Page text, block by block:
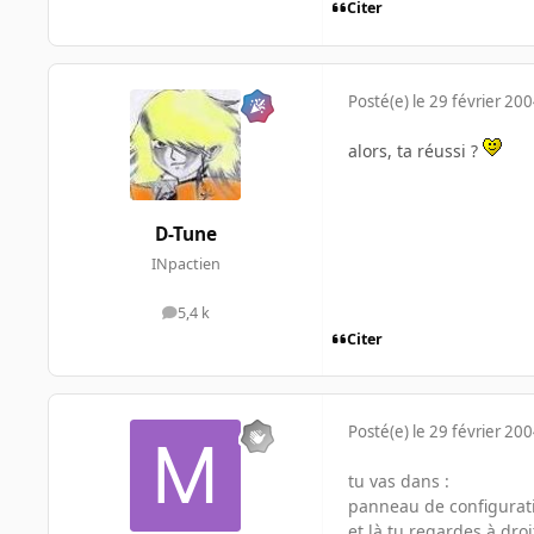
Citer
D-Tune
INpactien
5,4 k
messages
Posté(e) le 29 février
alors, ta réussi ?
Citer
Posté(e) le 29 février
tu vas dans :
panneau de